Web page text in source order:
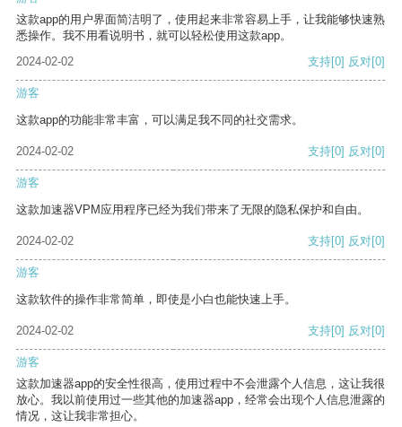
这款app的用户界面简洁明了，使用起来非常容易上手，让我能够快速熟
悉操作。我不用看说明书，就可以轻松使用这款app。
2024-02-02
支持[0] 反对[0]
游客
这款app的功能非常丰富，可以满足我不同的社交需求。
2024-02-02 支持[0] 反对[0]
游客
这款加速器VPM应用程序已经为我们带来了无限的隐私保护和自由。
2024-02-02 支持[0] 反对[0]
游客
这款软件的操作非常简单，即使是小白也能快速上手。
2024-02-02 支持[0] 反对[0]
游客
这款加速器app的安全性很高，使用过程中不会泄露个人信息，这让我很
放心。我以前使用过一些其他的加速器app，经常会出现个人信息泄露的
情况，这让我非常担心。